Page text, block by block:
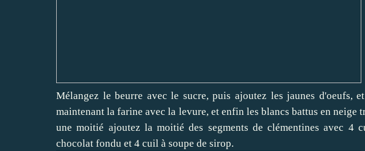
Mélangez le beurre avec le sucre, puis ajoutez les jaunes d'oeufs,
maintenant la farine avec la levure, et enfin les blancs battus en neige
une moitié ajoutez la moitié des segments de clémentines avec 4
chocolat fondu et 4 cuil à soupe de sirop.